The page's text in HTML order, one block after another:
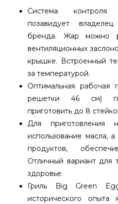
Система контроля
позавидует
бренда. Жар можно
вентиляционных
крышке. Встроенный
за температурой.
Оптимальная рабочая
решетки 46 см)
приготовить до 8
Для приготовления
использование масла,
продуктов,
Отличный вариант для
здоровье.
Гриль Big Green
исторического опыта